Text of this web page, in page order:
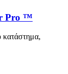
Pro ™
κατάστημα,